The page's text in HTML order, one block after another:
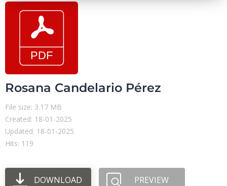
Rosana Candelario Pérez
File size: 3.17 MB
Created: 18-01-2025
Updated: 18-01-2025
Hits: 119
DOWNLOAD PREVIEW